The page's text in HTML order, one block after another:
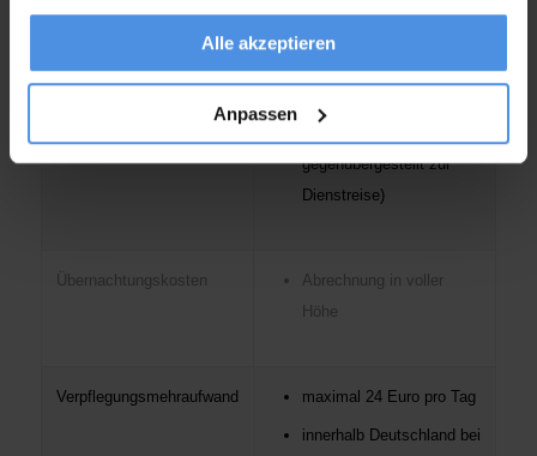
Alle akzeptieren
Anpassen
Kilometersatz (grob
gegenübergestellt zur
Dienstreise)
Übernachtungskosten
Abrechnung in voller
Höhe
Verpflegungsmehraufwand maximal 24 Euro pro Tag
innerhalb Deutschland bei